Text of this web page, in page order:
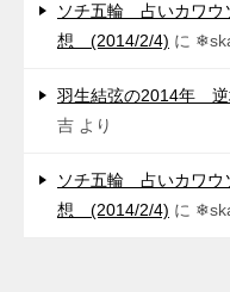
ソチ五輪 占いカワウ
想 (2014/2/4) に
羽生結弦の2014年
吉 より
ソチ五輪 占いカワウ
想 (2014/2/4) に